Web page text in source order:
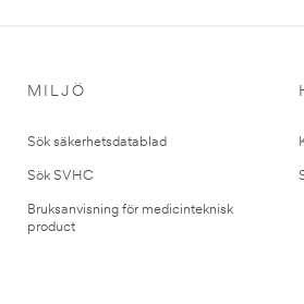
MILJÖ
Sök säkerhetsdatablad
Sök SVHC
Bruksanvisning för medicinteknisk
product